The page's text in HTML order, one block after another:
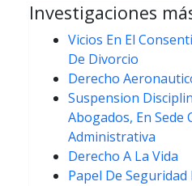
Investigaciones
Vicios En El
De Divorcio
Derecho
Suspension
Abogados, En Sede
Administrativa
Derecho A La Vida
Papel De